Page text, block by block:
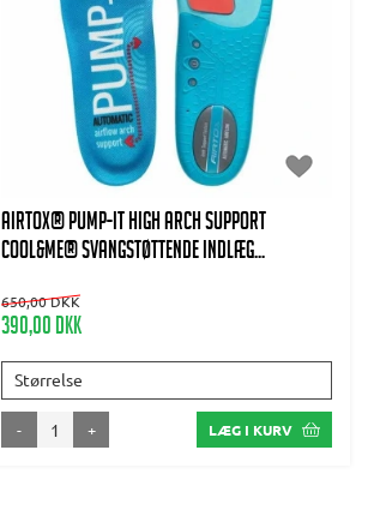
AIRTOX® Pump-It high arch support
Cool&Me® svangstøttende indlæg...
650,00 DKK
390,00 DKK
Størrelse
- + LÆG I KURV